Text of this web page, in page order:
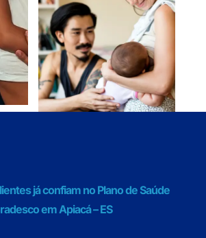
já confiam no Plano de Saúde
em Apiacá – ES